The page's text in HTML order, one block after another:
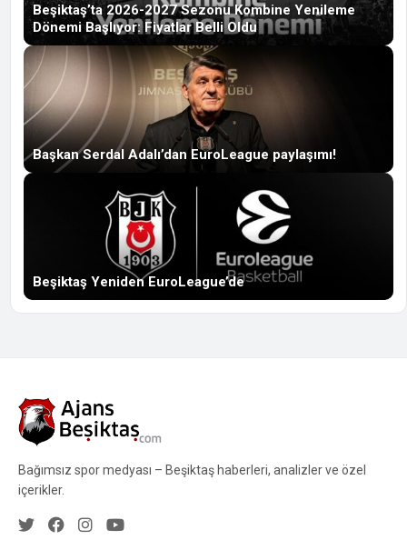
Beşiktaş’ta 2026-2027 Sezonu Kombine Yenileme
Dönemi Başlıyor: Fiyatlar Belli Oldu
Başkan Serdal Adalı’dan EuroLeague paylaşımı!
Beşiktaş Yeniden EuroLeague’de
Bağımsız spor medyası – Beşiktaş haberleri, analizler ve özel
içerikler.